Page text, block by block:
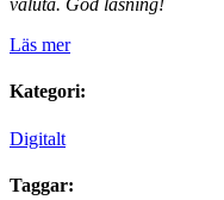
valuta. God läsning!
Läs mer
Kategori:
Digitalt
Taggar: